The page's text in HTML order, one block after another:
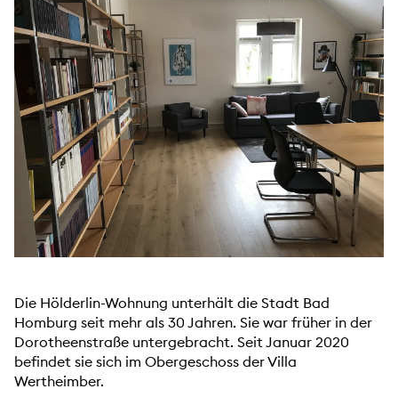
Die Hölderlin-Wohnung unterhält die Stadt Bad
Homburg seit mehr als 30 Jahren. Sie war früher in der
Dorotheenstraße untergebracht. Seit Januar 2020
befindet sie sich im Obergeschoss der Villa
Wertheimber.